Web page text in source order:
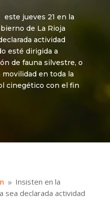
este jueves 21 en la
de La Rioja
actividad
esté dirigida a
de fauna silvestre, o
en toda la
cinegético con el fin
9 Insisten en la
sea declarada actividad